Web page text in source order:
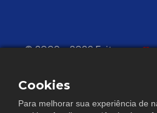
© 2009 - 2026 Feito com
Este site está protegido pela Lei de
19/02/1998), sua reprodução total ou
Cookies
Para melhorar sua experiência de